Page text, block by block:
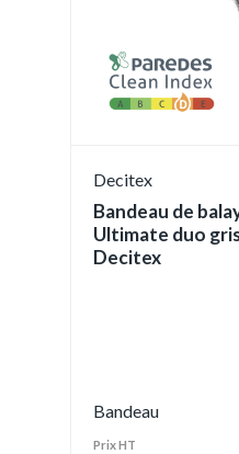
Decitex
Bandeau de
Ultimate duo
Decitex
Bandeau
Prix HT